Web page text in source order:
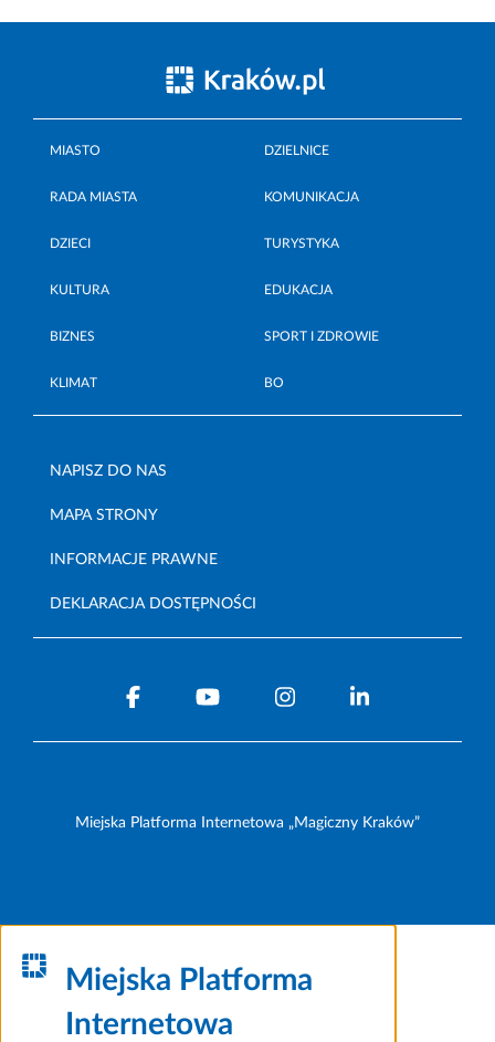
MIASTO DZIELNICE
RADA MIASTA KOMUNIKACJA
DZIECI TURYSTYKA
KULTURA EDUKACJA
BIZNES SPORT I ZDROWIE
KLIMAT BO
NAPISZ DO NAS
MAPA STRONY
INFORMACJE PRAWNE
DEKLARACJA DOSTĘPNOŚCI
Miejska Platforma Internetowa „Magiczny Kraków”
Miejska Platforma
Internetowa